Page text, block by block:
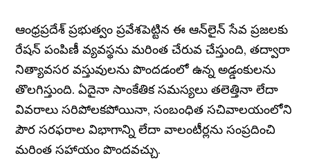
ఆంధ్రప్రదేశ్ ప్రభుత్వం ప్రవేశపెట్టిన ఈ ఆన్‌లైన్ సేవ ప్రజలకు
రేషన్ పంపిణీ వ్యవస్థను మరింత చేరువ చేస్తుంది, తద్వారా
నిత్యావసర వస్తువులను పొందడంలో ఉన్న అడ్డంకులను
తొలగిస్తుంది. ఏదైనా సాంకేతిక సమస్యలు తలెత్తినా లేదా
వివరాలు సరిపోలకపోయినా, సంబంధిత సచివాలయంలోని
పౌర సరఫరాల విభాగాన్ని లేదా వాలంటీర్లను సంప్రదించి
మరింత సహాయం పొందవచ్చు.